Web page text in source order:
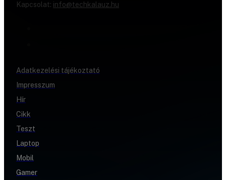
Kapcsolat: info@techkalauz.hu
Adatkezelési tájékoztató
Impresszum
Hír
Cikk
Teszt
Laptop
Mobil
Gamer